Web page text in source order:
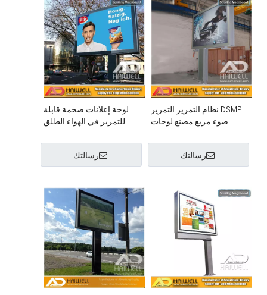
DSMP نظام التمرير التمرير
ضوء مربع مصنع لوحات
رسالتك
لوحة إعلانات ضخمة قابلة
للتمرير في الهواء الطلق
رسالتك